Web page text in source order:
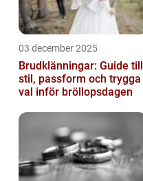
03 december 2025
Brudklänningar: Guide till
stil, passform och trygga
val inför bröllopsdagen